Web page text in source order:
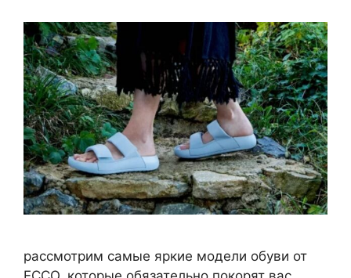
рассмотрим самые яркие модели обуви от